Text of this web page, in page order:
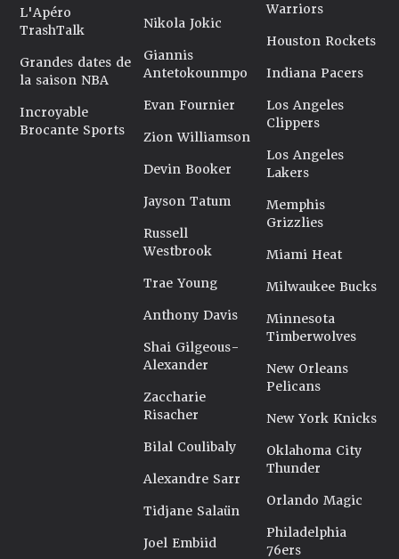
L'Apéro
TrashTalk
Grandes dates de
la saison NBA
Incroyable
Brocante Sports
Nikola Jokic
Giannis
Antetokounmpo
Evan Fournier
Zion Williamson
Devin Booker
Jayson Tatum
Russell
Westbrook
Trae Young
Anthony Davis
Shai Gilgeous-
Alexander
Zaccharie
Risacher
Bilal Coulibaly
Alexandre Sarr
Tidjane Salaün
Joel Embiid
Warriors
Houston Rockets
Indiana Pacers
Los Angeles
Clippers
Los Angeles
Lakers
Memphis
Grizzlies
Miami Heat
Milwaukee Bucks
Minnesota
Timberwolves
New Orleans
Pelicans
New York Knicks
Oklahoma City
Thunder
Orlando Magic
Philadelphia
76ers